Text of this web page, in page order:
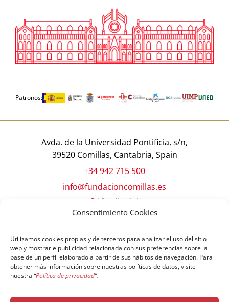
Consentimiento Cookies
Utilizamos cookies propias y de terceros para analizar el uso del sitio
web y mostrarle publicidad relacionada con sus preferencias sobre la
base de un perfil elaborado a partir de sus hábitos de navegación. Para
obtener más información sobre nuestras políticas de datos, visite
nuestra “Política de privacidad”.
Patronos:
Avda. de la Universidad Pontificia, s/n,
39520 Comillas, Cantabria, Spain
+34 942 715 500
info@fundacioncomillas.es
© Copyright Fundación Comillas